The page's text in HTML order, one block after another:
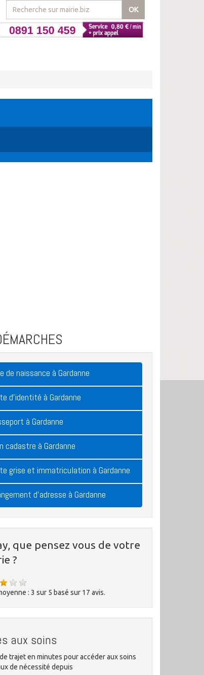
OK
de naissance à Gardanne
d'identité à Gardanne
à Gardanne
cadastre à Gardanne
grise et immatriculation à Gardanne
d'adresse à Gardanne
que pensez vous de votre
?
: 3 sur 5 basé sur 17 avis.
aux soins
trajet en minutes pour accéder aux soins
de nécessité depuis